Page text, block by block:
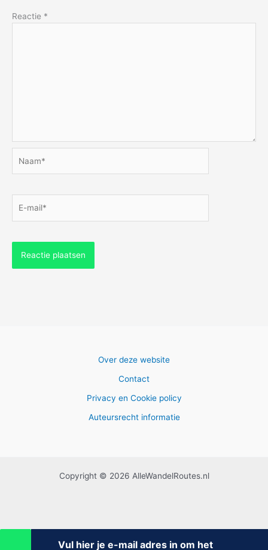
Reactie *
mail*
Over deze website
Contact
Privacy en Cookie policy
Auteursrecht informatie
Copyright © 2026 AlleWandelRoutes.nl
Vul hier je e-mail adres in om het